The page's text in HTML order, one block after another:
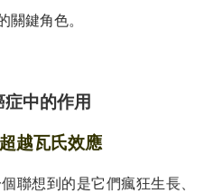
關鍵角色。
中的作用
越瓦氏效應
聯想到的是它們瘋狂生長、